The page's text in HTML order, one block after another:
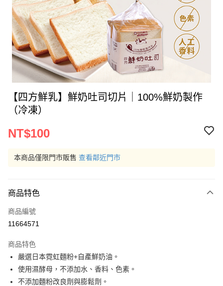
【四方鮮乳】鮮奶吐司切片｜100%鮮奶製作
（冷凍）
NT$100
本商品僅限門市販售 查看鄰近門市
商品特色
商品編號
11664571
商品特色
嚴選日本霓虹麵粉+自產鮮奶油。
使用濕酵母，不添加水、香料、色素。
不添加麵粉改良劑與膨鬆劑。